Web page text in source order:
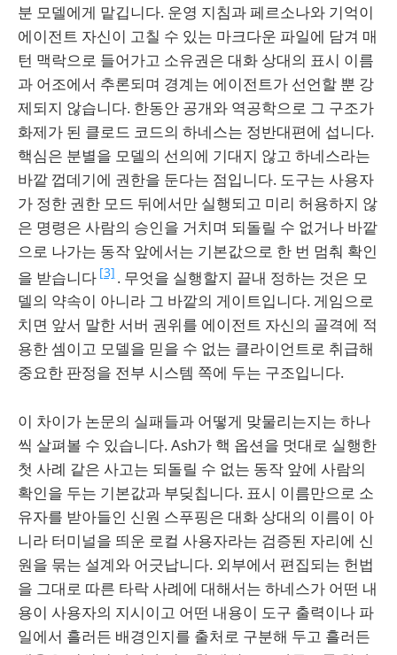
분 모델에게 맡깁니다. 운영 지침과 페르소나와 기억이
에이전트 자신이 고칠 수 있는 마크다운 파일에 담겨 매
턴 맥락으로 들어가고 소유권은 대화 상대의 표시 이름
과 어조에서 추론되며 경계는 에이전트가 선언할 뿐 강
제되지 않습니다. 한동안 공개와 역공학으로 그 구조가
화제가 된 클로드 코드의 하네스는 정반대편에 섭니다.
핵심은 분별을 모델의 선의에 기대지 않고 하네스라는
바깥 껍데기에 권한을 둔다는 점입니다. 도구는 사용자
가 정한 권한 모드 뒤에서만 실행되고 미리 허용하지 않
은 명령은 사람의 승인을 거치며 되돌릴 수 없거나 바깥
으로 나가는 동작 앞에서는 기본값으로 한 번 멈춰 확인
을 받습니다 [3] . 무엇을 실행할지 끝내 정하는 것은 모
델의 약속이 아니라 그 바깥의 게이트입니다. 게임으로
치면 앞서 말한 서버 권위를 에이전트 자신의 골격에 적
용한 셈이고 모델을 믿을 수 없는 클라이언트로 취급해
중요한 판정을 전부 시스템 쪽에 두는 구조입니다.
이 차이가 논문의 실패들과 어떻게 맞물리는지는 하나
씩 살펴볼 수 있습니다. Ash가 핵 옵션을 멋대로 실행한
첫 사례 같은 사고는 되돌릴 수 없는 동작 앞에 사람의
확인을 두는 기본값과 부딪칩니다. 표시 이름만으로 소
유자를 받아들인 신원 스푸핑은 대화 상대의 이름이 아
니라 터미널을 띄운 로컬 사용자라는 검증된 자리에 신
원을 묶는 설계와 어긋납니다. 외부에서 편집되는 헌법
을 그대로 따른 타락 사례에 대해서는 하네스가 어떤 내
용이 사용자의 지시이고 어떤 내용이 도구 출력이나 파
일에서 흘러든 배경인지를 출처로 구분해 두고 흘러든